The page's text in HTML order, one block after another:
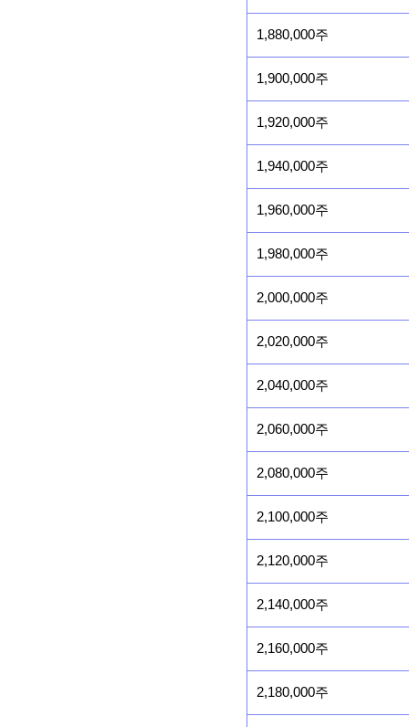
1,880,000주
1,900,000주
1,920,000주
1,940,000주
1,960,000주
1,980,000주
2,000,000주
2,020,000주
2,040,000주
2,060,000주
2,080,000주
2,100,000주
2,120,000주
2,140,000주
2,160,000주
2,180,000주